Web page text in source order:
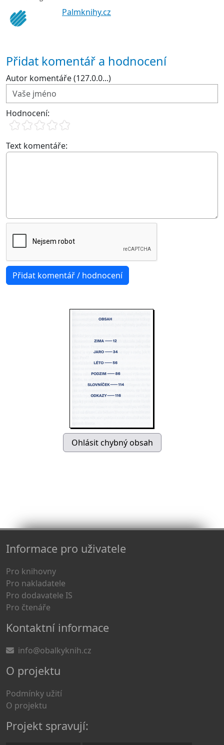
Palmknihy.cz
Přidat komentář a hodnocení
Autor komentáře (127.0.0...)
Hodnocení:
Text komentáře:
Informace pro uživatele
Pro knihovny
Pro nakladatele
Pro dodavatele IS
Pro čtenáře
Kontaktní informace
info@obalkyknih.cz
O projektu
Podmínky užití
O projektu
Projekt spravují: